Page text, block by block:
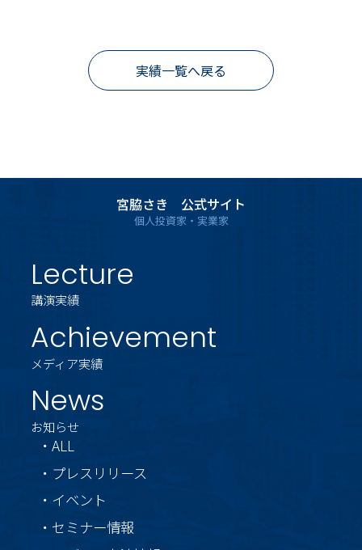
実績一覧へ戻る
宮脇さき 公式サイト
個人投資家・実業家
Lecture
講演実績
Achievement
メディア実績
News
お知らせ
・ALL
・プレスリリース
・イベント
・セミナー情報